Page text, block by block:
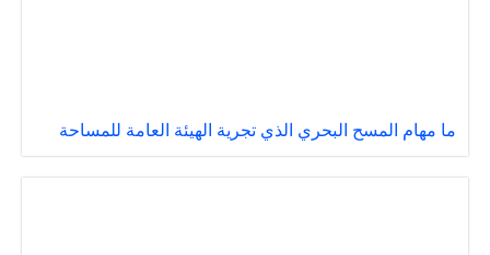
ما مهام المسح البحري الذي تجرية الهيئة العامة للمساحة